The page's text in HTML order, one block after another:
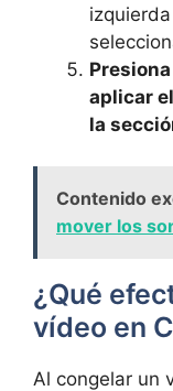
aplicar
la
Contenido
mover los
¿Qué
vídeo en
Al congelar un